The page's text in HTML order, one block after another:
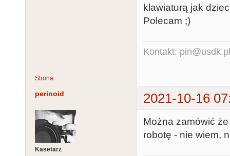
klawiaturą jak
Polecam ;)
Kontakt: pin@usdk.pl
Strona
perinoid 2021-10-16
Kasetarz
Można zamówić
robotę - nie wiem,